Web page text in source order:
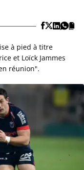
à pied à titre
et Loïck Jammes
réunion".